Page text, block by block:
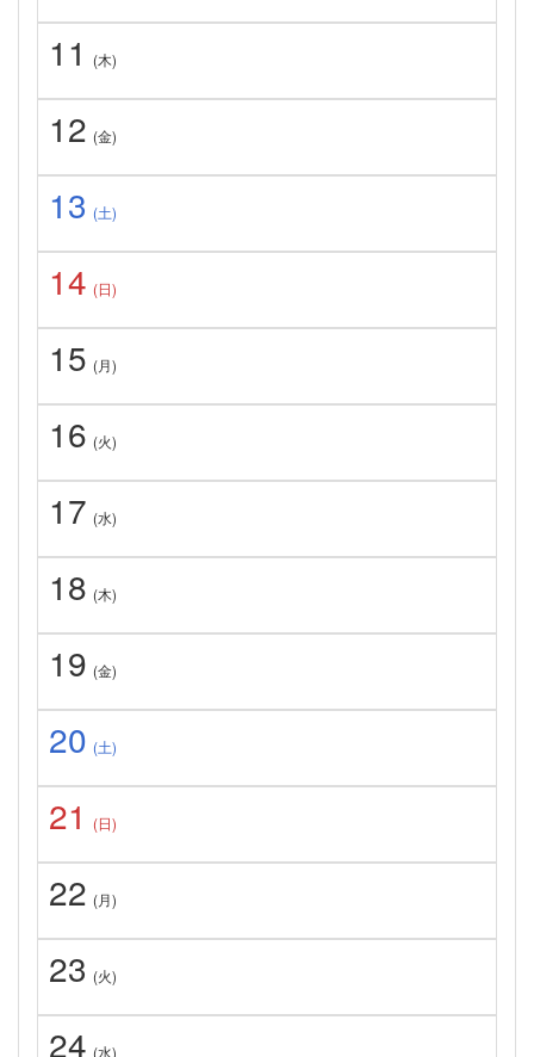
11 (木)
12 (金)
13 (土)
14 (日)
15 (月)
16 (火)
17 (水)
18 (木)
19 (金)
20 (土)
21 (日)
22 (月)
23 (火)
24 (水)